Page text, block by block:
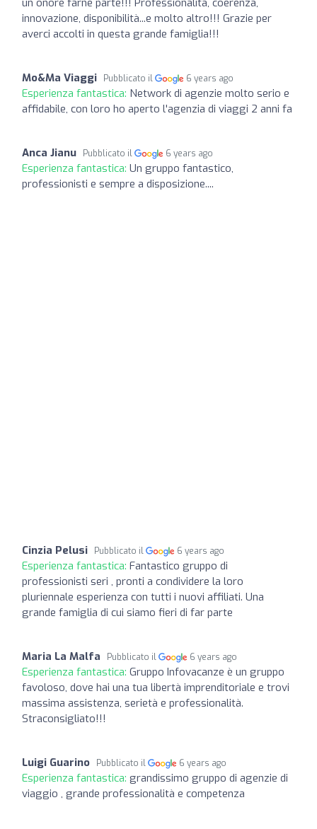
innovazione, disponibilità...e molto altro!!! Grazie per
averci accolti in questa grande famiglia!!!
Mo&Ma Viaggi Pubblicato il 6 years ago
Esperienza fantastica: Network di agenzie molto serio e
affidabile, con loro ho aperto l'agenzia di viaggi 2 anni fa
Anca Jianu Pubblicato il 6 years ago
Esperienza fantastica: Un gruppo fantastico,
professionisti e sempre a disposizione....
Cinzia Pelusi Pubblicato il 6 years ago
Esperienza fantastica: Fantastico gruppo di
professionisti seri , pronti a condividere la loro
pluriennale esperienza con tutti i nuovi affiliati. Una
grande famiglia di cui siamo fieri di far parte
Maria La Malfa Pubblicato il 6 years ago
Esperienza fantastica: Gruppo Infovacanze è un gruppo
favoloso, dove hai una tua libertà imprenditoriale e trovi
massima assistenza, serietà e professionalità.
Straconsigliato!!!
Luigi Guarino Pubblicato il 6 years ago
Esperienza fantastica: grandissimo gruppo di agenzie di
viaggio , grande professionalità e competenza